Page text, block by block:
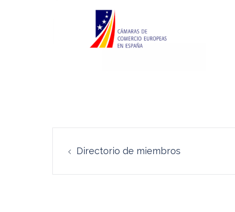
Directorio de miembros